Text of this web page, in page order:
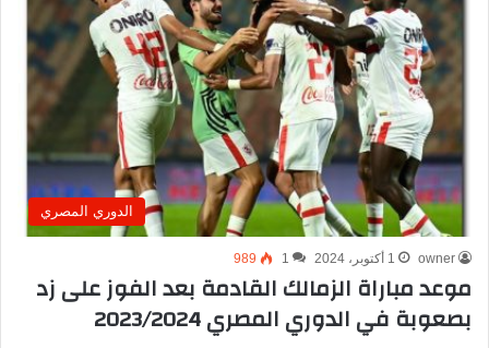
الدوري المصري
owner 1 أكتوبر، 2024 1
989
موعد مباراة الزمالك القادمة بعد الفوز على زد
بصعوبة في الدوري المصري 2023/2024